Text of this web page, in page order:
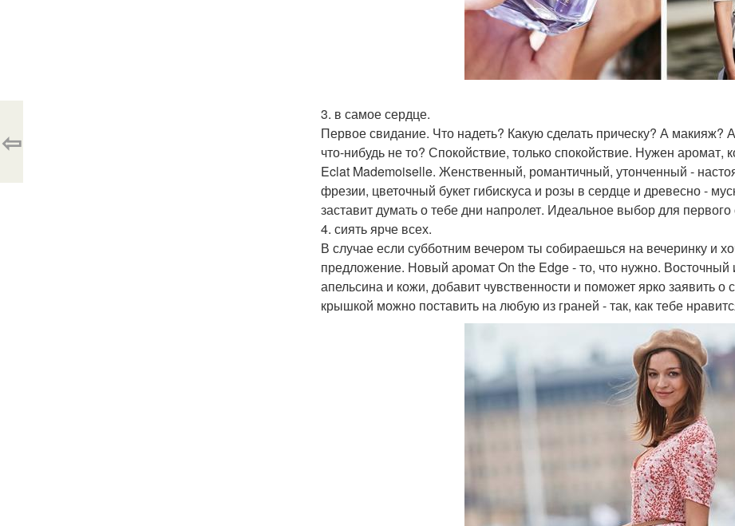
3. в самое сердце.
Первое свидание. Что надеть? Какую сделать прическу? А макияж?
что-нибудь не то? Спокойствие, только спокойствие. Нужен аромат,
Eclat Mademoiselle. Женственный, романтичный, утонченный -
фрезии, цветочный букет гибискуса и розы в сердце и древесно -
заставит думать о тебе дни напролет. Идеальное выбор для
4. сиять ярче всех.
В случае если субботним вечером ты собираешься на вечеринку и
предложение. Новый аромат On the Edge - то, что нужно.
апельсина и кожи, добавит чувственности и поможет ярко заявить
крышкой можно поставить на любую из граней - так, как тебе
⇦